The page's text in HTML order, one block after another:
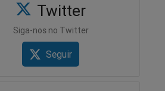
Twitter
Siga-nos no Twitter
Seguir